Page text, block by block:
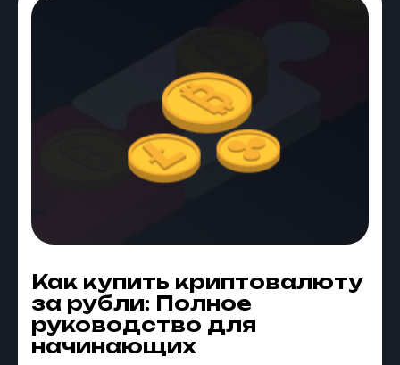
Как купить криптовалюту
за рубли: Полное
руководство для
начинающих